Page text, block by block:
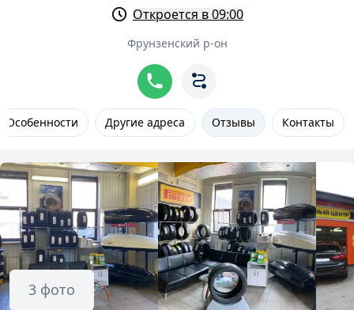
Откроется в 09:00
Фрунзенский р-он
Особенности Другие адреса Отзывы Контакты
3 фото